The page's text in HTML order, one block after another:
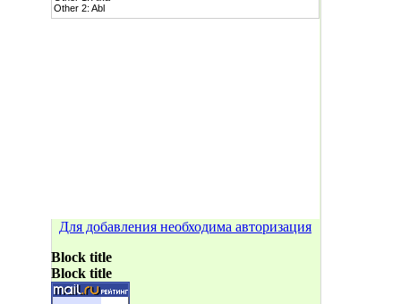
Для добавления необходима авторизация
Block title
Block title